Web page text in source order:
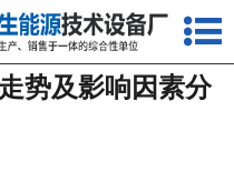
网站首页
关于我们
势及影响因素分